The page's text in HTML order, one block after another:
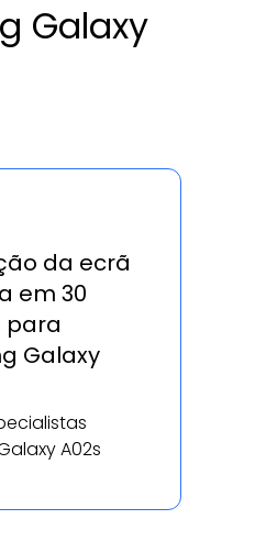
Galaxy
da ecrã
em 30
para
Galaxy
A02s